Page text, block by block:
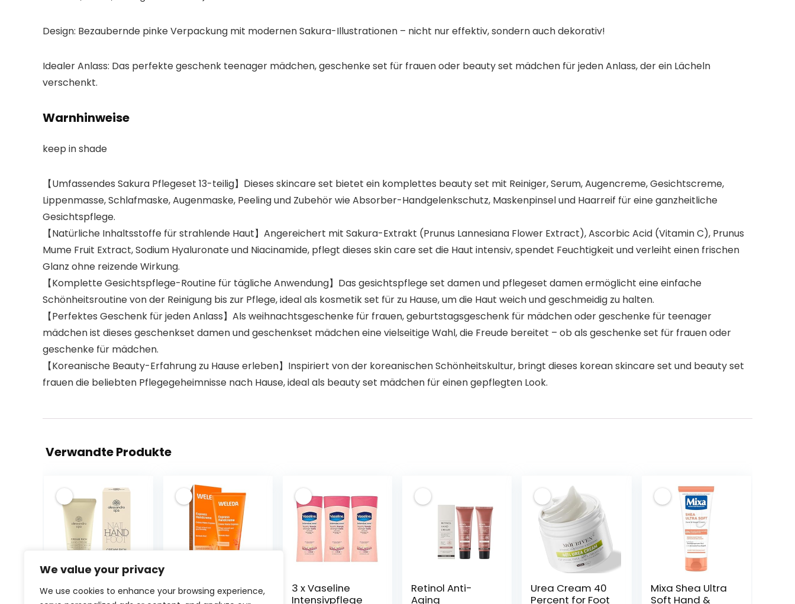
We value your privacy
We use cookies to enhance your browsing experience,
Design:​ Bezaubernde pinke Verpackung mit modernen Sakura-Illustrationen – nicht nur effektiv, sondern auch dekorativ!
Idealer Anlass:​ Das perfekte geschenk teenager mädchen, geschenke set für frauen​ oder beauty set mädchen​ für jeden Anlass, der ein Lächeln
verschenkt.
Warnhinweise
keep in shade
【Umfassendes Sakura Pflegeset 13-teilig】Dieses skincare set​ bietet ein komplettes beauty set​ mit Reiniger, Serum, Augencreme, Gesichtscreme,
Lippenmasse, Schlafmaske, Augenmaske, Peeling und Zubehör wie Absorber-Handgelenkschutz, Maskenpinsel und Haarreif für eine ganzheitliche
Gesichtspflege.
【Natürliche Inhaltsstoffe für strahlende Haut】Angereichert mit Sakura-Extrakt (Prunus Lannesiana Flower Extract), Ascorbic Acid (Vitamin C), Prunus
Mume Fruit Extract, Sodium Hyaluronate und Niacinamide, pflegt dieses skin care set​ die Haut intensiv, spendet Feuchtigkeit und verleiht einen frischen
Glanz ohne reizende Wirkung.
【Komplette Gesichtspflege-Routine für tägliche Anwendung】Das gesichtspflege set damen​ und pflegeset damen​ ermöglicht eine einfache
Schönheitsroutine von der Reinigung bis zur Pflege, ideal als kosmetik set​ für zu Hause, um die Haut weich und geschmeidig zu halten.
【Perfektes Geschenk für jeden Anlass】Als weihnachtsgeschenke für frauen, geburtstagsgeschenk für mädchen​ oder geschenke für teenager
mädchen​ ist dieses geschenkset damen​ und geschenkset mädchen​ eine vielseitige Wahl, die Freude bereitet – ob als geschenke set für frauen​ oder
geschenke für mädchen.
【Koreanische Beauty-Erfahrung zu Hause erleben】Inspiriert von der koreanischen Schönheitskultur, bringt dieses korean skincare set​ und beauty set
frauen​ die beliebten Pflegegeheimnisse nach Hause, ideal als beauty set mädchen​ für einen gepflegten Look.
Verwandte Produkte
alessandro Spa
Cream Rich –
WELEDA Bio
Express
3 x Vaseline
Intensivpflege
Retinol Anti-
Aging
Urea Cream 40
Percent for Foot
Mixa Shea Ultra
Soft Hand &